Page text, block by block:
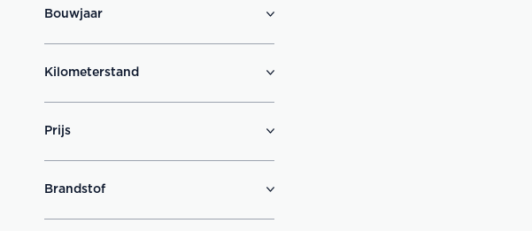
Bouwjaar
Kilometerstand
Prijs
Brandstof